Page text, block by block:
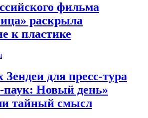
фильма
раскрыла
к пластике
Зендеи для пресс-тура
паук: Новый день»
тайный смысл